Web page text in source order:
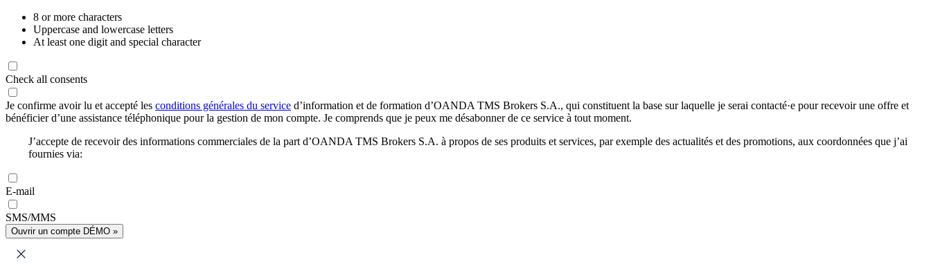
8 or more characters
Uppercase and lowercase letters
At least one digit and special character
Check all consents
Je confirme avoir lu et accepté les conditions générales du service d’information et de formation d’OANDA TMS Brokers S.A., qui constituent la base sur laquelle je serai contacté·e pour recevoir une offre et
bénéficier d’une assistance téléphonique pour la gestion de mon compte. Je comprends que je peux me désabonner de ce service à tout moment.
J’accepte de recevoir des informations commerciales de la part d’OANDA TMS Brokers S.A. à propos de ses produits et services, par exemple des actualités et des promotions, aux coordonnées que j’ai
fournies via:
E-mail
SMS/MMS
Ouvrir un compte DÉMO »